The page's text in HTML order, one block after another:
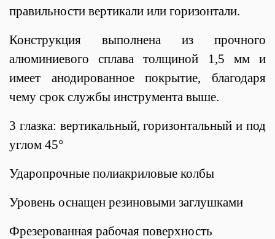
правильности вертикали или горизонтали.
Конструкция выполнена из прочного
алюминиевого сплава толщиной 1,5 мм и
имеет анодированное покрытие, благодаря
чему срок службы инструмента выше.
3 глазка: вертикальный, горизонтальный и под
углом 45°
Ударопрочные полиакриловые колбы
Уровень оснащен резиновыми заглушками
Фрезерованная рабочая поверхность